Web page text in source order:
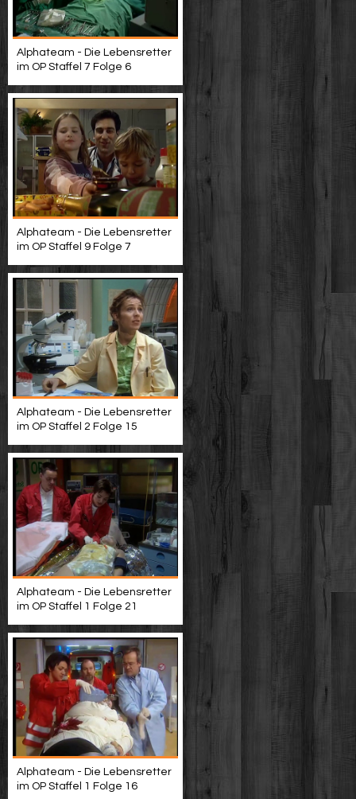
Alphateam - Die Lebensretter
im OP Staffel 7 Folge 6
Alphateam - Die Lebensretter
im OP Staffel 9 Folge 7
Alphateam - Die Lebensretter
im OP Staffel 2 Folge 15
Alphateam - Die Lebensretter
im OP Staffel 1 Folge 21
Alphateam - Die Lebensretter
im OP Staffel 1 Folge 16